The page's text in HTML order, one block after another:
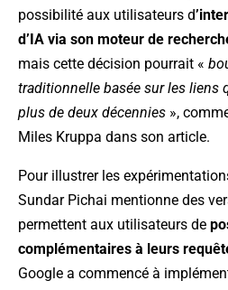
possibilité aux utilisateurs d
d’IA via son moteur de
mais cette décision pourrait «
traditionnelle basée sur les liens
plus de deux décennies »,
Miles Kruppa dans son article.
Pour illustrer les
Sundar Pichai mentionne des
permettent aux utilisateurs de
complémentaires à leurs
Google a commencé à